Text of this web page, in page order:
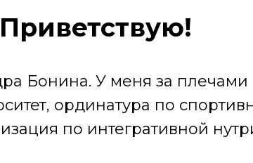
Приветствую!
Бонина. У меня за плечами
ординатура по
по интегративной